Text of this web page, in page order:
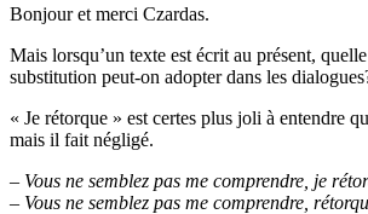
Bonjour et merci Czardas.
Mais lorsqu’un texte est écrit au présent,
substitution peut-on adopter dans les
« Je rétorque » est certes plus joli à entendre
mais il fait négligé.
– Vous ne semblez pas me comprendre, je
– Vous ne semblez pas me comprendre,